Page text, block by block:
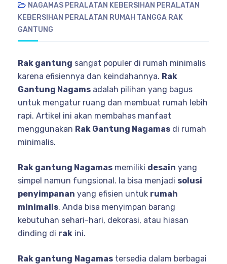
NAGAMAS PERALATAN KEBERSIHAN PERALATAN
KEBERSIHAN PERALATAN RUMAH TANGGA RAK
GANTUNG
Rak gantung sangat populer di rumah minimalis
karena efisiennya dan keindahannya. Rak
Gantung Nagams adalah pilihan yang bagus
untuk mengatur ruang dan membuat rumah lebih
rapi. Artikel ini akan membahas manfaat
menggunakan Rak Gantung Nagamas di rumah
minimalis.
Rak gantung Nagamas memiliki desain yang
simpel namun fungsional. Ia bisa menjadi solusi
penyimpanan yang efisien untuk rumah
minimalis. Anda bisa menyimpan barang
kebutuhan sehari-hari, dekorasi, atau hiasan
dinding di rak ini.
Rak gantung Nagamas tersedia dalam berbagai